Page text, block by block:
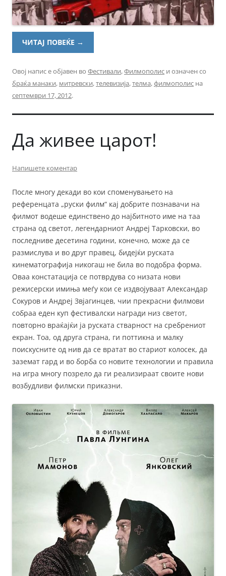
ЧИТАЈ ПОВЕЌЕ →
Овој напис е објавен во Фестивали,Филмополис и означен со
браќа манаки, митревски,телевизија,телма,филмополис на
септември 17, 2012.
Да живее царот!
Напишете коментар
После многу декади во кои споменувањето на
референцата „руски филм“ кај добрите познавачи на
филмот водеше единствено до најбитното име на таа
страна од светот, легендарниот Андреј Тарковски, во
последниве десетина години, конечно, може да се
размислува и во друг правец, бидејќи руската
кинематографија никогаш не била во подобра форма.
Оваа констатација се потврдува со низата нови
режисерски имиња меѓу кои се издвојуваат Александар
Сокуров и Андреј Звјагинцев, чии прекрасни филмови
собраа еден куп фестивалски награди низ светот,
повторно враќајќи ја руската стварност на сребрениот
екран. Тоа, од друга страна, ги поттикна и малку
поискусните од нив да се вратат во стариот колосек, да
заземат гард и во борба со новите технологии и правила
на игра многу позрело да ги реализираат своите нови
возбудливи филмски приказни.